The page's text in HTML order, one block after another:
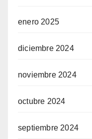
enero 2025
diciembre 2024
noviembre 2024
octubre 2024
septiembre 2024